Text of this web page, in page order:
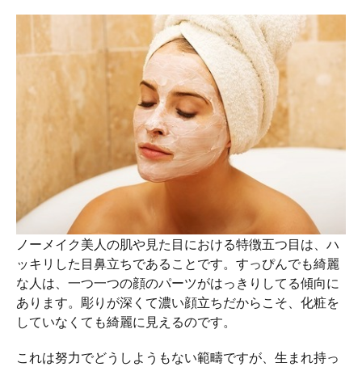
ノーメイク美人の肌や見た目における特徴五つ目は、ハ
ッキリした目鼻立ちであることです。すっぴんでも綺麗
な人は、一つ一つの顔のパーツがはっきりしてる傾向に
あります。彫りが深くて濃い顔立ちだからこそ、化粧を
していなくても綺麗に見えるのです。
これは努力でどうしようもない範疇ですが、生まれ持っ